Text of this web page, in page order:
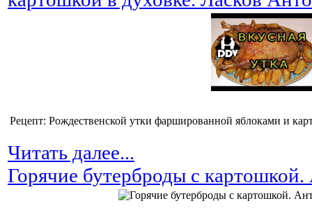
Рецепт: Рождественской утки фаршированной яблоками и
Читать далее...
Горячие бутерброды с